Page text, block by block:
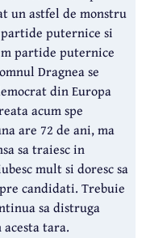
un astfel de monstru
puternice si
partide puternice
Dragnea se
din Europa
acum spe
are 72 de ani, ma
sa traiesc in
mult si doresc sa
candidati. Trebuie
sa distruga
tara.